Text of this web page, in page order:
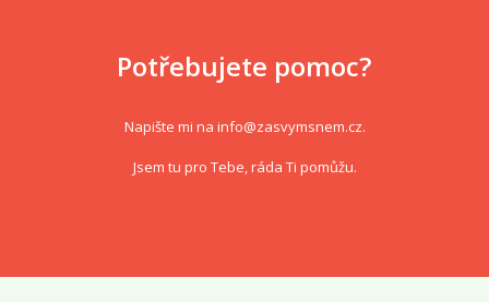
Potřebujete pomoc?
Napište mi na info@zasvymsnem.cz.
Jsem tu pro Tebe, ráda Ti pomůžu.